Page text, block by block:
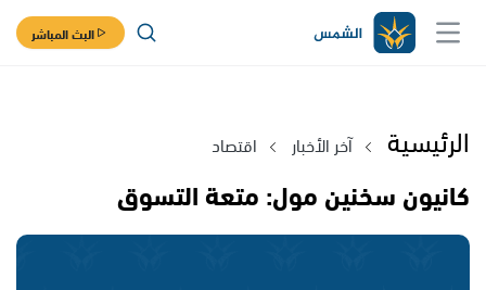
البث المباشر
الرئيسية آخر الأخبار اقتصاد
كانيون سخنين مول: متعة التسوق